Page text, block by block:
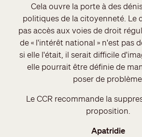
Cela ouvre la porte à des
politiques de la citoyenneté. Le
pas accès aux voies de droit
de « l'intérêt national » n'est pas
si elle l'était, il serait difficile
elle pourrait être définie de
poser de
Le CCR recommande la
proposition.
Apatridie